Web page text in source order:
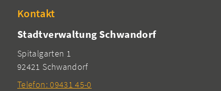
Kontakt
Stadtverwaltung Schwandorf
Spitalgarten 1
92421 Schwandorf
Telefon: 09431 45-0